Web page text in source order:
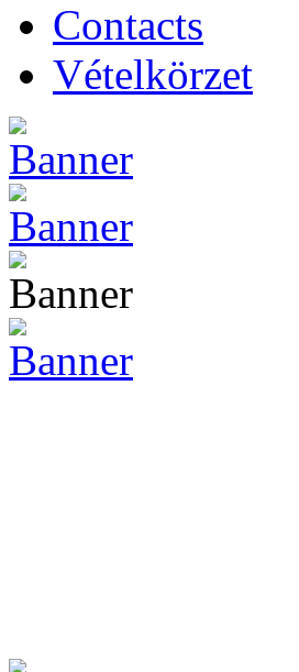
Contacts
Vételkörzet